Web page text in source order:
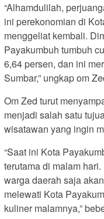
“Alhamdulilah,
ini perekonomian di
menggeliat kembali.
Payakumbuh tumbuh
6,64 persen, dan ini
Sumbar,” ungkap om
Om Zed turut
menjadi salah satu
wisatawan yang ingin
“Saat ini Kota
terutama di malam
warga daerah saja
melewati Kota
kuliner malamnya,”